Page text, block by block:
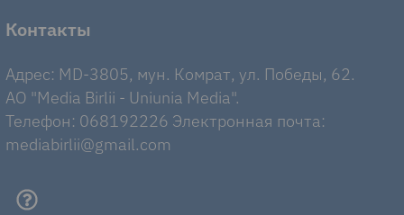
Контакты
Адрес: MD-3805, мун. Комрат, ул. Победы, 62.
AO "Media Birlii - Uniunia Media".
Телефон: 068192226 Электронная почта:
mediabirlii@gmail.com